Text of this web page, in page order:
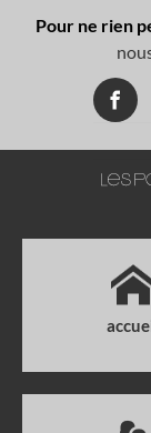
Pour ne rien